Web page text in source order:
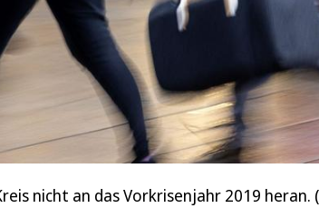
nicht an das Vorkrisenjahr 2019 heran.